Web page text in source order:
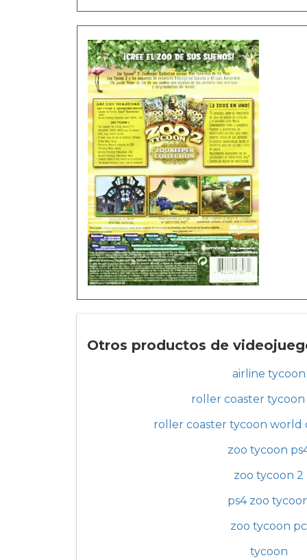
Otros productos de
airline tycoon
roller coaster
roller coaster tycoon world
zoo tycoon
zoo tycoon 2
ps4 zoo
zoo tycoon pc
tycoon